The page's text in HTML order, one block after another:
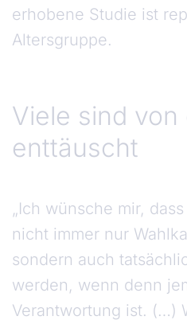
erhobene Studie ist
Altersgruppe.
Viele sind von
enttäuscht
„Ich wünsche mir,
nicht immer nur
sondern auch
werden, wenn denn
Verantwortung ist. (…)